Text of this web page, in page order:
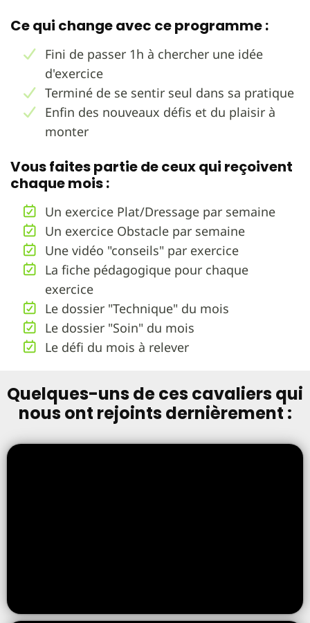
Ce qui change avec ce programme :
Fini de passer 1h à chercher une idée
d'exercice
Terminé de se sentir seul dans sa pratique
Enfin des nouveaux défis et du plaisir à
monter
Vous faites partie de ceux qui reçoivent
chaque mois :
Un exercice Plat/Dressage par semaine
Un exercice Obstacle par semaine
Une vidéo "conseils" par exercice
La fiche pédagogique pour chaque
exercice
Le dossier "Technique" du mois
Le dossier "Soin" du mois
Le défi du mois à relever
Quelques-uns de ces cavaliers qui
nous ont rejoints dernièrement :